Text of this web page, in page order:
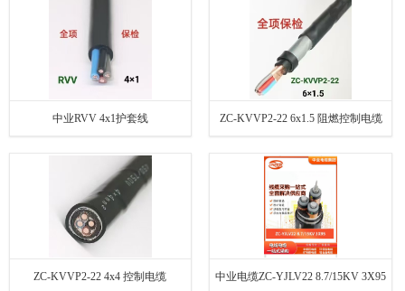
中业RVV 4x1护套线 ZC-KVVP2-22 6x1.5 阻燃控制电缆
ZC-KVVP2-22 4x4 控制电缆 中业电缆ZC-YJLV22 8.7/15KV 3X95